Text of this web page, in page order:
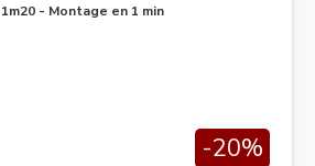
- Montage en 1 min
-20%